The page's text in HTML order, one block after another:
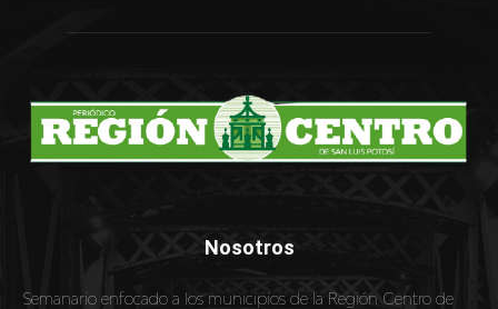
Nosotros
Semanario enfocado a los municipios de la Región Centro de